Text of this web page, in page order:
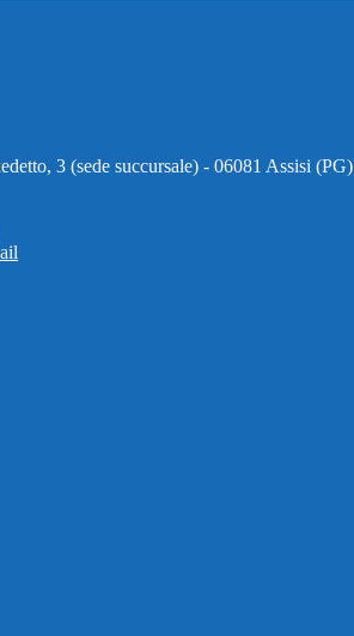
3 (sede succursale) - 06081 Assisi (PG)